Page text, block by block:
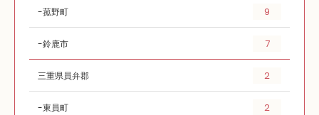
菰野町 9
鈴鹿市 7
三重県員弁郡 2
東員町 2